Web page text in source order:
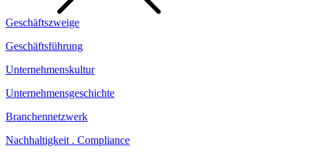
Geschäftszweige
Geschäftsführung
Unternehmenskultur
Unternehmensgeschichte
Branchennetzwerk
Nachhaltigkeit . Compliance